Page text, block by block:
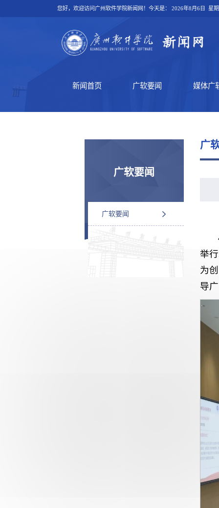
您好，欢迎访问广州软件学院新闻网！今天是： 2026年8月6日 星
新闻首页 广软要闻 媒体广
广软要闻
广软要闻
广
举
为
导